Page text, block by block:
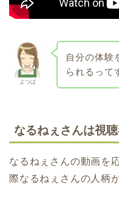
よつば
自分の体験
られるって
なるねぇさんは視
なるねぇさんの動画を
際なるねぇさんの人柄